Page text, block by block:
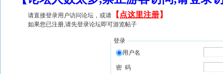
请直接登录用户访问论坛，或请 【 点这里注册】
如果您已注册,请先登录论坛即可游览帖子
登录
用户名
密 码